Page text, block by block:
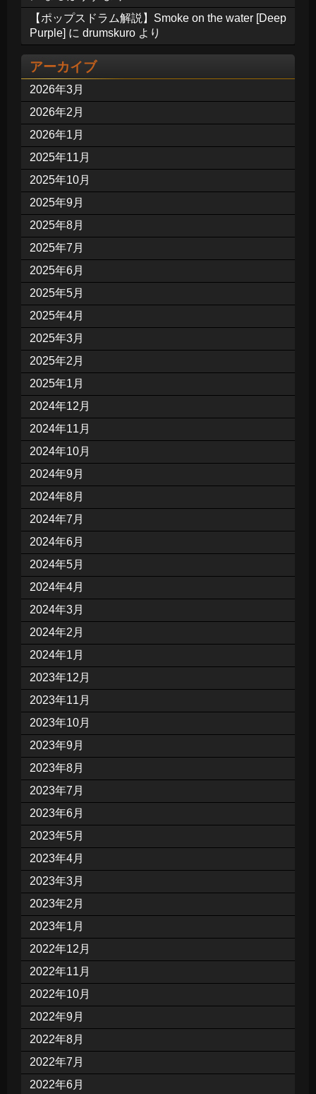
【ポップスドラム解説】Smoke on the water [Deep
Purple] に drumskuro より
アーカイブ
2026年3月
2026年2月
2026年1月
2025年11月
2025年10月
2025年9月
2025年8月
2025年7月
2025年6月
2025年5月
2025年4月
2025年3月
2025年2月
2025年1月
2024年12月
2024年11月
2024年10月
2024年9月
2024年8月
2024年7月
2024年6月
2024年5月
2024年4月
2024年3月
2024年2月
2024年1月
2023年12月
2023年11月
2023年10月
2023年9月
2023年8月
2023年7月
2023年6月
2023年5月
2023年4月
2023年3月
2023年2月
2023年1月
2022年12月
2022年11月
2022年10月
2022年9月
2022年8月
2022年7月
2022年6月